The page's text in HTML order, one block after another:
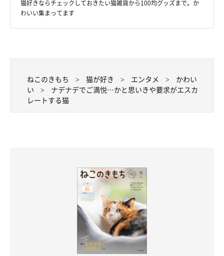
猫好きならチェックしておきたい猫雑貨から100均グッズまで。か
わいい集まってます
ねこのきもち 猫が好き エンタメ
かわい
い
ナデナデでご満悦…かと思いきや要求がエスカ
レートする猫